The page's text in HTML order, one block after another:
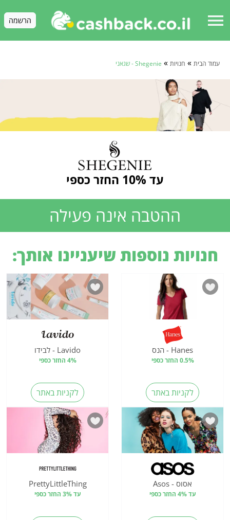
menu הרשמה
עמוד הבית » חנויות » Shegenie - שגאני
עד 10% החזר כספי
ההטבה אינה פעילה
חנויות נוספות שיעניינו אותך:
Hanes - הנס
0.5% החזר כספי
לקניות באתר
Lavido - לבידו
4% החזר כספי
לקניות באתר
אסוס - Asos
עד 4% החזר כספי
PrettyLittleThing
עד 3% החזר כספי